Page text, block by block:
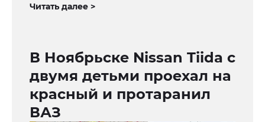
Читать далее >
В Ноябрьске Nissan Tiida с
двумя детьми проехал на
красный и протаранил
ВАЗ